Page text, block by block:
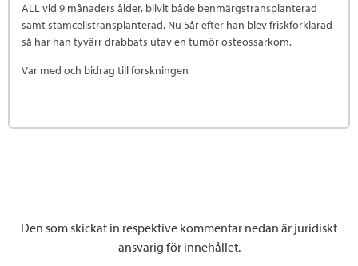
ALL vid 9 månaders ålder, blivit både benmärgstransplanterad
samt stamcellstransplanterad. Nu 5år efter han blev friskförklarad
så har han tyvärr drabbats utav en tumör osteossarkom.
Var med och bidrag till forskningen
Den som skickat in respektive kommentar nedan är juridiskt
ansvarig för innehållet.